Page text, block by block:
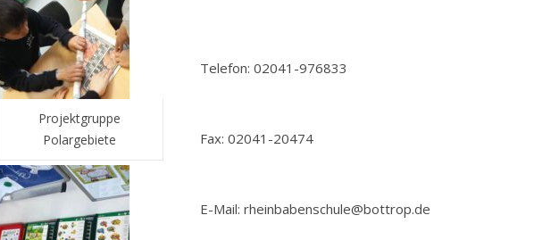
Projektgruppe
Polargebiete
Telefon: 02041-976833
Fax: 02041-20474
E-Mail: rheinbabenschule@bottrop.de